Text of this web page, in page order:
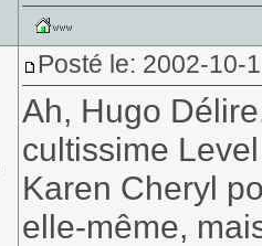
Posté le: 2002-10-
Ah, Hugo
cultissime
Karen Cheryl
elle-même,